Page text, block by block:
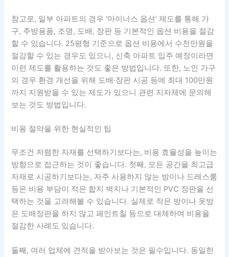
참고로, 일부 아파트의 경우 ‘마이너스 옵션’ 제도를 통해 가
구, 주방용품, 조명, 도배, 장판 등 기본적인 옵션 비용을 절감
할 수 있습니다. 25평형 기준으로 옵션 비용에서 수천만원을
절감할 수 있는 경우도 있으니, 신축 아파트 입주 예정이라면
이런 제도를 활용하는 것도 좋은 방법입니다. 또한, 노인 가구
의 경우 환경 개선을 위해 도배·장판 시공 등에 최대 100만원
까지 지원받을 수 있는 제도가 있으니 관련 지자체에 문의해
보는 것도 방법입니다.
비용 절약을 위한 현실적인 팁
무조건 저렴한 자재를 선택하기보다는, 비용 효율성을 높이는
방향으로 접근하는 것이 좋습니다. 첫째, 모든 공간을 최고급
자재로 시공하기보다는, 자주 사용하지 않는 방이나 드레스룸
등은 비용 부담이 적은 합지 벽지나 기본적인 PVC 장판을 선
택하는 것을 고려해볼 수 있습니다. 실제로 작은 방이나 옷방
은 도배장판을 하지 않고 페인트칠 등으로 대체하여 비용을
절감한 사례도 있습니다.
둘째, 여러 업체에 견적을 받아보는 것은 필수입니다. 동일한